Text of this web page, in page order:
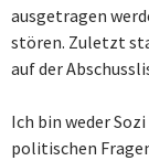
ausgetragen
stören. Zuletzt
auf der
Ich bin weder
politischen